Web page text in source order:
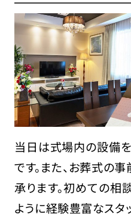
当日は式場内の設備
です。また、お葬式の
承ります。初めての相
ように経験豊富なスタ